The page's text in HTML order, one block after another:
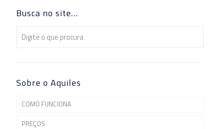
Busca no site…
Sobre o Aquiles
COMO FUNCIONA
PREÇOS